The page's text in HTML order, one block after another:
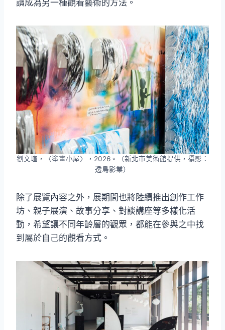
讀成為另一種觀看藝術的方法。
劉文瑄，〈塗畫小屋〉，2026。（新北市美術館提供，攝影：
透島影業）
除了展覽內容之外，展期間也將陸續推出創作工作
坊、親子展演、故事分享、對談講座等多樣化活
動，希望讓不同年齡層的觀眾，都能在參與之中找
到屬於自己的觀看方式。